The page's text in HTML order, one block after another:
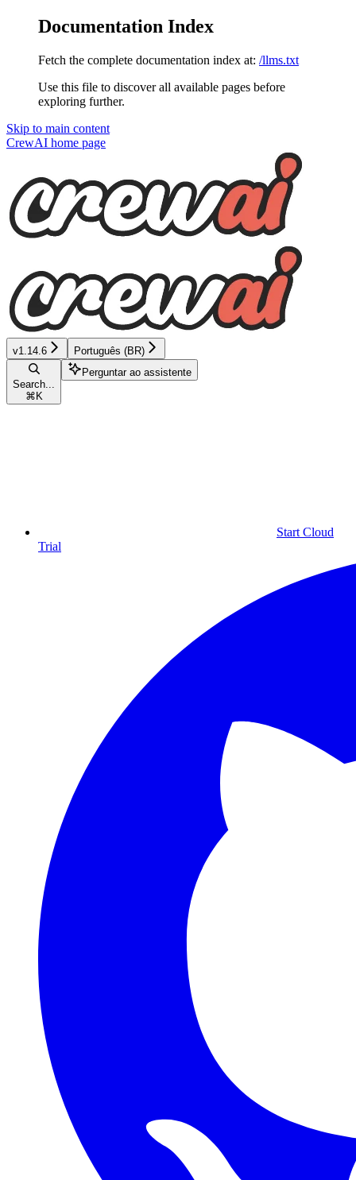
Documentation Index
Fetch the complete documentation index at: /llms.txt
Use this file to discover all available pages before
exploring further.
Skip to main content
CrewAI home page
v1.14.6 Português (BR)
Search...
⌘ K
Perguntar ao assistente
Start Cloud
Trial